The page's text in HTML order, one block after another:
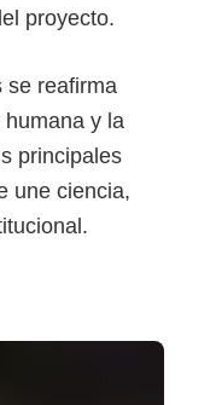
proyecto.
se reafirma
y la
principales
une ciencia,